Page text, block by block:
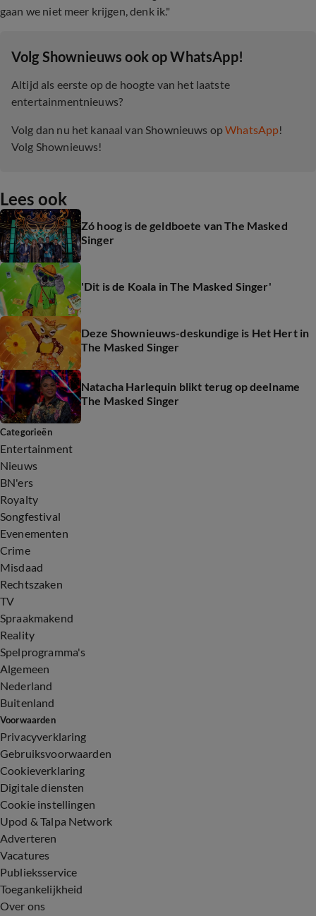
gaan we niet meer krijgen, denk ik."
‎Volg Shownieuws ook op WhatsApp!
Altijd als eerste op de hoogte van het laatste
entertainmentnieuws?
Volg dan nu het kanaal van Shownieuws opWhatsApp!
Volg Shownieuws!
Lees ook
Zó hoog is de geldboete van The Masked
Singer
'Dit is de Koala in The Masked Singer'
Deze Shownieuws-deskundige is Het Hert in
The Masked Singer
Natacha Harlequin blikt terug op deelname
The Masked Singer
Categorieën
Entertainment
Nieuws
BN'ers
Royalty
Songfestival
Evenementen
Crime
Misdaad
Rechtszaken
TV
Spraakmakend
Reality
Spelprogramma's
Algemeen
Nederland
Buitenland
Voorwaarden
Privacyverklaring
Gebruiksvoorwaarden
Cookieverklaring
Digitale diensten
Cookie instellingen
Upod & Talpa Network
Adverteren
Vacatures
Publieksservice
Toegankelijkheid
Over ons